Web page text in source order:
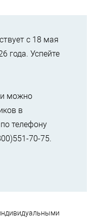
с 18 мая
года. Успейте
можно
в
телефону
70-75.